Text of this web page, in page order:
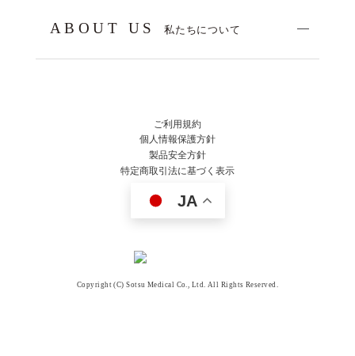
ABOUT US 私たちについて
ご利用規約
個人情報保護方針
製品安全方針
特定商取引法に基づく表示
JA
Copyright (C) Sotsu Medical Co., Ltd. All Rights Reserved.